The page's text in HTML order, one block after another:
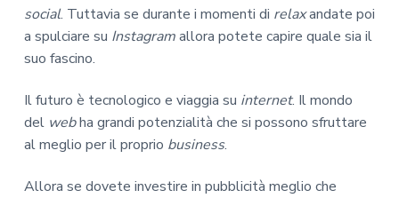
social. Tuttavia se durante i momenti di relaxandate poi
a spulciare su Instagramallora potete capire quale sia il
suo fascino.
Il futuro è tecnologico e viaggia su internet. Il mondo
del webha grandi potenzialità che si possono sfruttare
al meglio per il proprio business.
Allora se dovete investire in pubblicità meglio che